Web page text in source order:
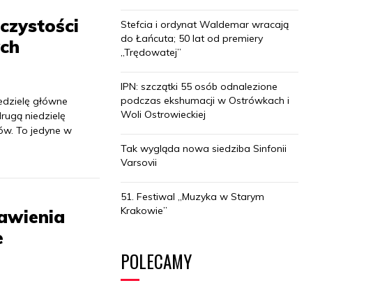
główne
niedzielę
To jedyne w
Stefcia i ordynat Waldemar wracają
do Łańcuta; 50 lat od premiery
„Trędowatej”
IPN: szczątki 55 osób odnalezione
podczas ekshumacji w Ostrówkach i
Woli Ostrowieckiej
Tak wygląda nowa siedziba Sinfonii
Varsovii
51. Festiwal „Muzyka w Starym
Krakowie”
POLECAMY